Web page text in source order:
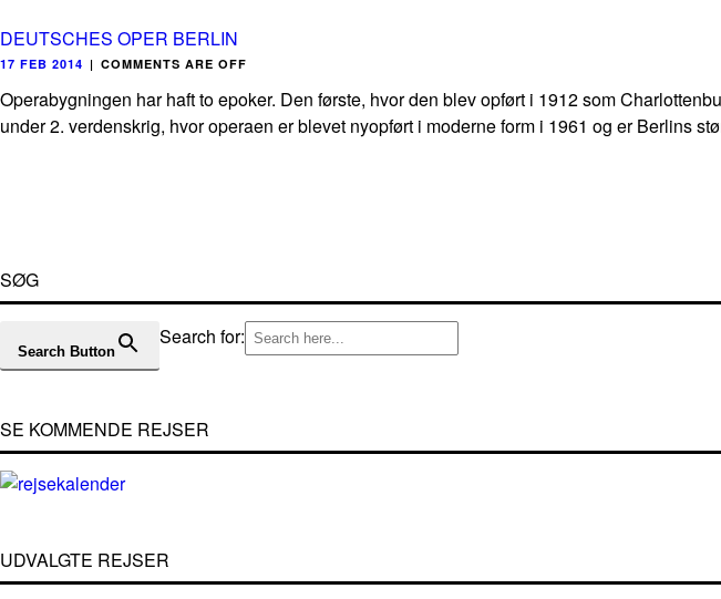
DEUTSCHES OPER BERLIN
17 FEB 2014 | COMMENTS ARE OFF
Operabygningen har haft to epoker. Den første, hvor den blev opført i 1912 som
under 2. verdenskrig, hvor operaen er blevet nyopført i moderne form i 1961 og er Berlins
SØG
Search for:
Search Button
SE KOMMENDE REJSER
UDVALGTE REJSER